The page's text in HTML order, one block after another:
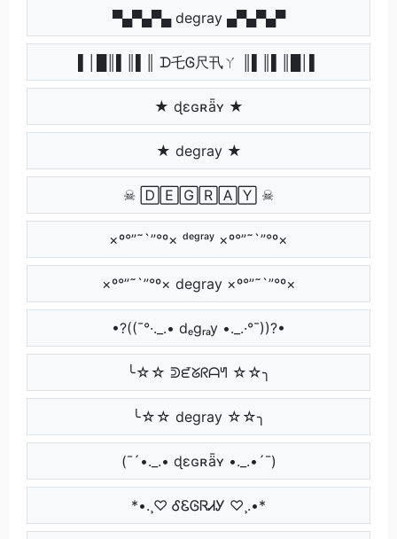
▀▄▀▄▀▄ degray ▄▀▄▀▄▀
▌│█║▌║▌║ ᗪ乇Ꮆ尺卂ㄚ ║▌║▌║█│▌
★ ɖɛɢʀǟʏ ★
★ degray ★
☠ 🄳🄴🄶🅁🄰🅈 ☠
×º°”˜`”°º× ᵈᵉᵍʳᵃʸ ×º°”˜`”°º×
×º°”˜`”°º× degray ×º°”˜`”°º×
•?((¯°·._.• dₑgᵣₐy •._.·°¯))?•
╰☆☆ ᕲᘿᘜᖇᗩᖻ ☆☆╮
╰☆☆ degray ☆☆╮
(¯´•._.• ɖɛɢʀǟʏ •._.•´¯)
*•.¸♡ ᎴᏋᎶᏒᏗᎩ ♡¸.•*